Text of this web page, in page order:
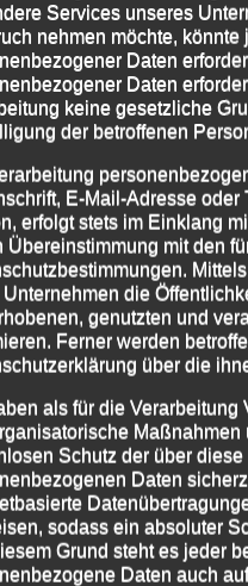
Wolfgang Storch,
und Michaela
sich Martha Weber
Minuten den Sieg im
km. Gefolgt von
Triathlon-Spezialistin
an den Start ging, und
belegte Juliane Tilch
in der Weiblichen
km-Distanz musste sich
der
der erst wieder ins
Julian
Services unseres
nehmen möchte,
Daten
Daten
keine gesetzliche
der betroffenen
E-Mail-Adresse
erfolgt stets im Einklang
Übereinstimmung mit den
Unternehmen die
genutzten und
Ferner werden
über die
als für die
Schutz der über
Daten
sodass ein absoluter
Grund steht es jeder
Daten auch